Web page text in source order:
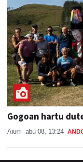
Gogoan hartu
Aiurri abu 08, 13:24